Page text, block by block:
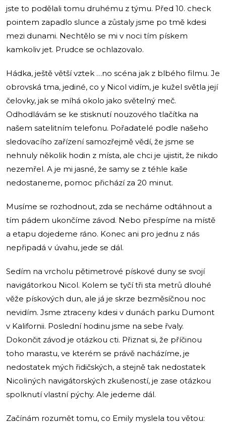
jste to podělali tomu druhému z týmu. Před 10. check
pointem zapadlo slunce a zůstaly jsme po tmě kdesi
mezi dunami. Nechtělo se mi v noci tím pískem
kamkoliv jet. Prudce se ochlazovalo.
Hádka, ještě větší vztek …no scéna jak z blbého filmu. Je
obrovská tma, jediné, co y Nicol vidím, je kužel světla její
čelovky, jak se míhá okolo jako světelný meč.
Odhodlávám se ke stisknutí nouzového tlačítka na
našem satelitním telefonu. Pořadatelé podle našeho
sledovacího zařízení samozřejmě vědí, že jsme se
nehnuly několik hodin z místa, ale chci je ujistit, že nikdo
nezemřel. A je mi jasné, že samy se z téhle kaše
nedostaneme, pomoc přichází za 20 minut.
Musíme se rozhodnout, zda se necháme odtáhnout a
tím pádem ukončíme závod. Nebo přespíme na místě
a etapu dojedeme ráno. Konec ani pro jednu z nás
nepřipadá v úvahu, jede se dál.
Sedím na vrcholu pětimetrové pískové duny se svojí
navigátorkou Nicol. Kolem se tyčí tři sta metrů dlouhé
věže pískových dun, ale já je skrze bezměsíčnou noc
nevidím. Jsme ztraceny kdesi v dunách parku Dumont
v Kalifornii. Poslední hodinu jsme na sebe řvaly.
Dokončit závod je otázkou cti. Přiznat si, že příčinou
toho marastu, ve kterém se právě nacházíme, je
nedostatek mých řidičských, a stejně tak nedostatek
Nicoliných navigátorských zkušeností, je zase otázkou
spolknutí vlastní pýchy. Ale jedeme dál.
Začínám rozumět tomu, co Emily myslela tou větou: